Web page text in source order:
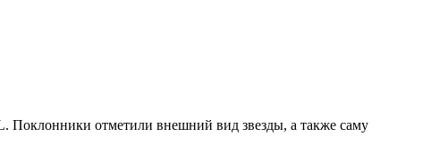
Поклонники отметили внешний вид звезды, а также саму